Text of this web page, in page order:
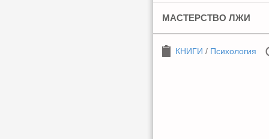
МАСТЕРСТВО ЛЖИ
КНИГИ / Психология